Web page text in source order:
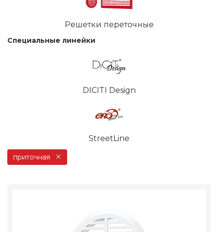
Решетки переточные
Специальные линейки
DICITI Design
StreetLine
приточная